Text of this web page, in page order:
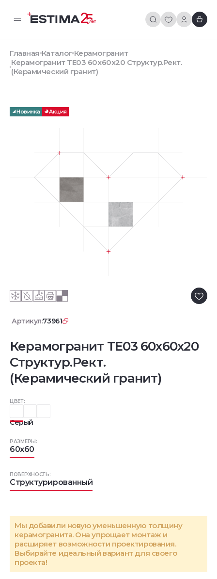
Главная Каталог Керамогранит
Керамогранит TE03 60x60x20 Структур.Рект.
(Керамический гранит)
Новинка Акция
Артикул:73961
Керамогранит TE03 60x60x20
Структур.Рект.
(Керамический гранит)
ЦВЕТ:
Серый
РАЗМЕРЫ:
60x60
ПОВЕРХНОСТЬ:
Структурированный
Мы добавили новую уменьшенную толщину
керамогранита. Она упрощает монтаж и
расширяет возможности проектирования.
Выбирайте идеальный вариант для своего
проекта!